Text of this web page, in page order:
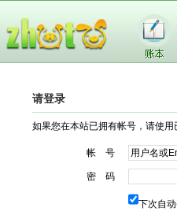
请登录
如果您在本站已拥有帐号，请使
帐 号
密 码
下次自